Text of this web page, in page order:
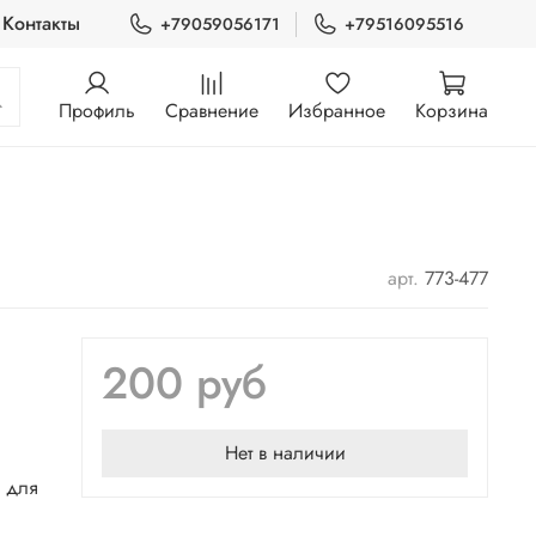
Контакты +79059056171 +79516095516
Профиль Сравнение Избранное Корзина
арт. 773-477
для
200 руб
Нет в наличии